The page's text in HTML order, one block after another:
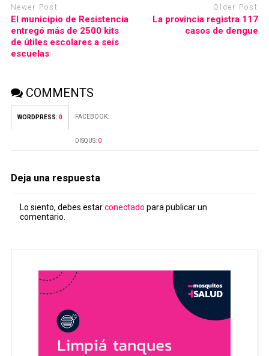
Newer Post
El municipio de Resistencia
entregó más de 2500 kits
de útiles escolares a seis
escuelas
Older Post
La provincia registra 117
casos de dengue
COMMENTS
WORDPRESS: 0 FACEBOOK:
DISQUS: 0
Deja una respuesta
Lo siento, debes estarconectado para publicar un
comentario.